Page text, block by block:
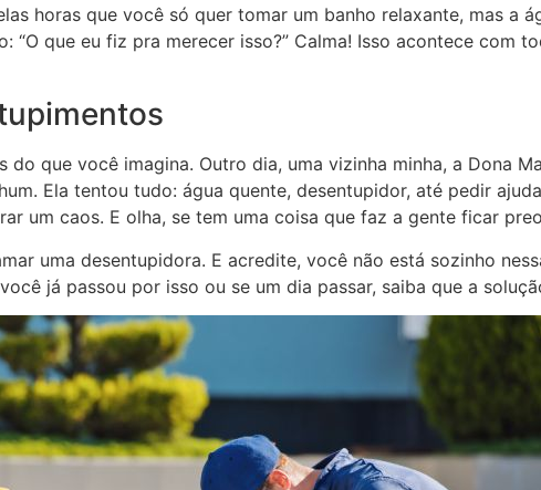
horas que você só quer tomar um banho relaxante, mas a
“O que eu fiz pra merecer isso?” Calma! Isso acontece com
do que você imagina. Outro dia, uma vizinha minha, a Dona
Ela tentou tudo: água quente, desentupidor, até pedir
um caos. E olha, se tem uma coisa que faz a gente ficar
uma desentupidora. E acredite, você não está sozinho
já passou por isso ou se um dia passar, saiba que a